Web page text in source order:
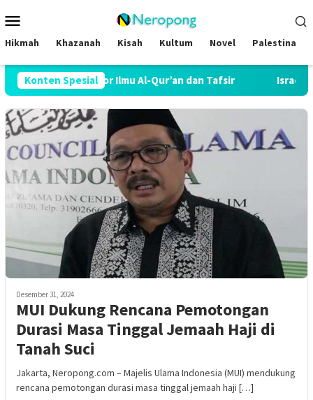
ke
kontenMobile
Hikmah Khazanah Kisah Kultum Novel Palestina
Konten Spesial
Gelar Doktor Ilmu Al-Qur’an dan Tafsir Israel
Desember 31, 2024
MUI Dukung Rencana Pemotongan
Durasi Masa Tinggal Jemaah Haji di
Tanah Suci
Jakarta, Neropong.com – Majelis Ulama Indonesia (MUI) mendukung
rencana pemotongan durasi masa tinggal jemaah haji […]